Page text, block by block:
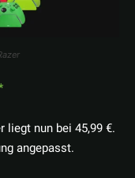
liegt nun bei 45,99 €.
angepasst.